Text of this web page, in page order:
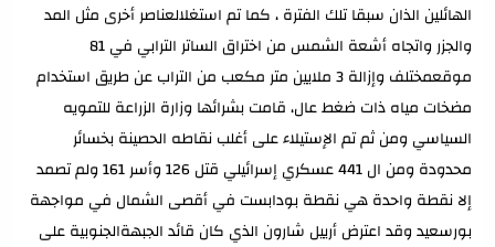
الهائلين الذان سبقا تلك الفترة ، كما تم استغلالعناصر أخرى مثل المد
والجزر واتجاه أشعة الشمس من اختراق الساتر الترابي في 81
موقعمختلف وإزالة 3 ملايين متر مكعب من التراب عن طريق استخدام
مضخات مياه ذات ضغط عال، قامت بشرائها وزارة الزراعة للتمويه
السياسي ومن ثم تم الإستيلاء على أغلب نقاطه الحصينة بخسائر
محدودة ومن ال 441 عسكري إسرائيلي قتل 126 وأسر 161 ولم تصمد
إلا نقطة واحدة هي نقطة بودابست في أقصى الشمال في مواجهة
بورسعيد وقد اعترض أرييل شارون الذي كان قائد الجبهةالجنوبية على